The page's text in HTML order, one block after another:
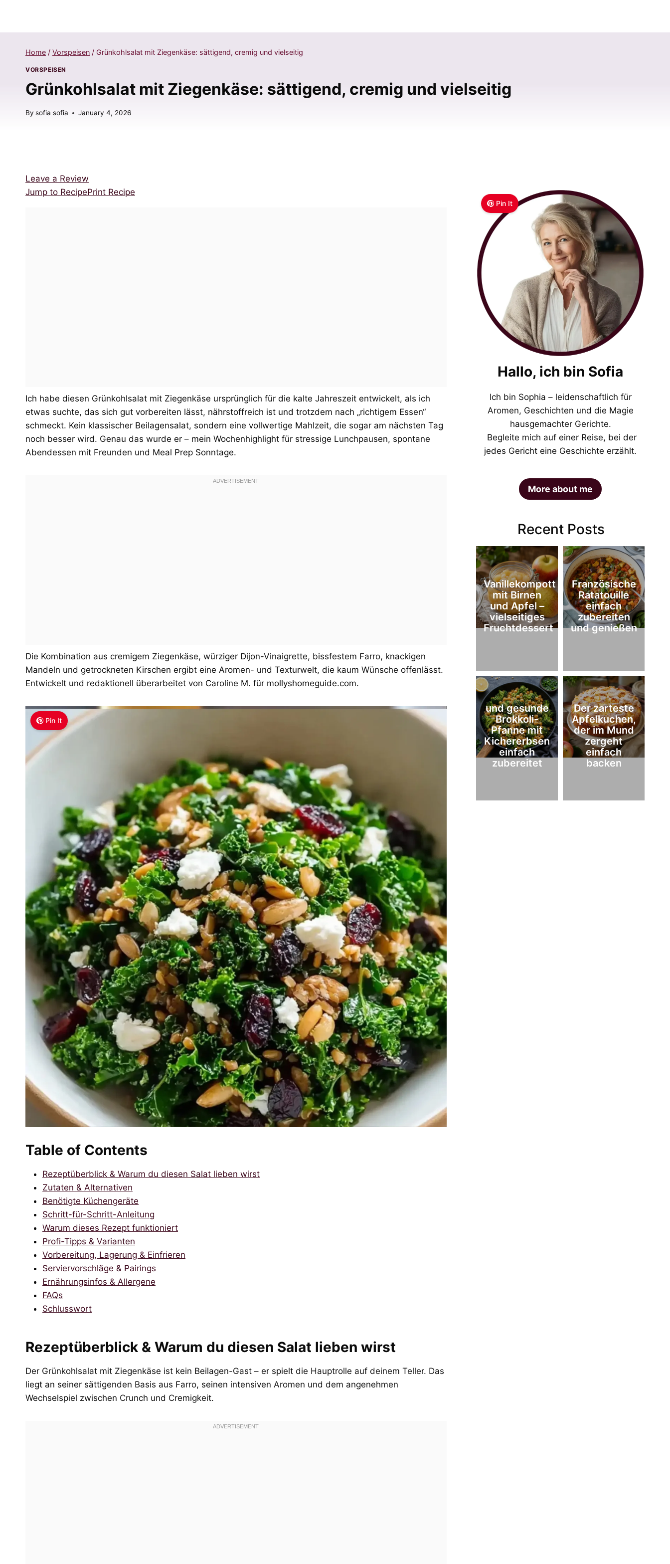
Home / Vorspeisen / Grünkohlsalat mit Ziegenkäse: sättigend, cremig und vielseitig
VORSPEISEN
Grünkohlsalat mit Ziegenkäse: sättigend, cremig und vielseitig
By sofia sofia January 4, 2026
Jump to RecipePrint Recipe
Leave a Review
Ich habe diesen Grünkohlsalat mit Ziegenkäse ursprünglich für die kalte Jahreszeit entwickelt, als ich
etwas suchte, das sich gut vorbereiten lässt, nährstoffreich ist und trotzdem nach „richtigem Essen“
schmeckt. Kein klassischer Beilagensalat, sondern eine vollwertige Mahlzeit, die sogar am nächsten Tag
noch besser wird. Genau das wurde er – mein Wochenhighlight für stressige Lunchpausen, spontane
Abendessen mit Freunden und Meal Prep Sonntage.
Die Kombination aus cremigem Ziegenkäse, würziger Dijon-Vinaigrette, bissfestem Farro, knackigen
Mandeln und getrockneten Kirschen ergibt eine Aromen- und Texturwelt, die kaum Wünsche offenlässt.
Entwickelt und redaktionell überarbeitet von Caroline M. für mollyshomeguide.com.
Pin It
Table of Contents
Rezeptüberblick & Warum du diesen Salat lieben wirst
Zutaten & Alternativen
Benötigte Küchengeräte
Schritt-für-Schritt-Anleitung
Warum dieses Rezept funktioniert
Profi-Tipps & Varianten
Vorbereitung, Lagerung & Einfrieren
Serviervorschläge & Pairings
Ernährungsinfos & Allergene
FAQs
Schlusswort
Rezeptüberblick & Warum du diesen Salat lieben wirst
Der Grünkohlsalat mit Ziegenkäse ist kein Beilagen-Gast – er spielt die Hauptrolle auf deinem Teller. Das
liegt an seiner sättigenden Basis aus Farro, seinen intensiven Aromen und dem angenehmen
Wechselspiel zwischen Crunch und Cremigkeit.
Pin It
Hallo, ich bin Sofia
Ich bin Sophia – leidenschaftlich für
Aromen, Geschichten und die Magie
hausgemachter Gerichte.
Begleite mich auf einer Reise, bei der
jedes Gericht eine Geschichte erzählt.
More about me
Recent Posts
Vanillekompott
mit Birnen
und Apfel –
vielseitiges
Fruchtdessert
Französische
Ratatouille
einfach
zubereiten
und genießen
und gesunde
Brokkoli-
Pfanne mit
Kichererbsen
einfach
zubereitet
Der zarteste
Apfelkuchen,
der im Mund
zergeht
einfach
backen